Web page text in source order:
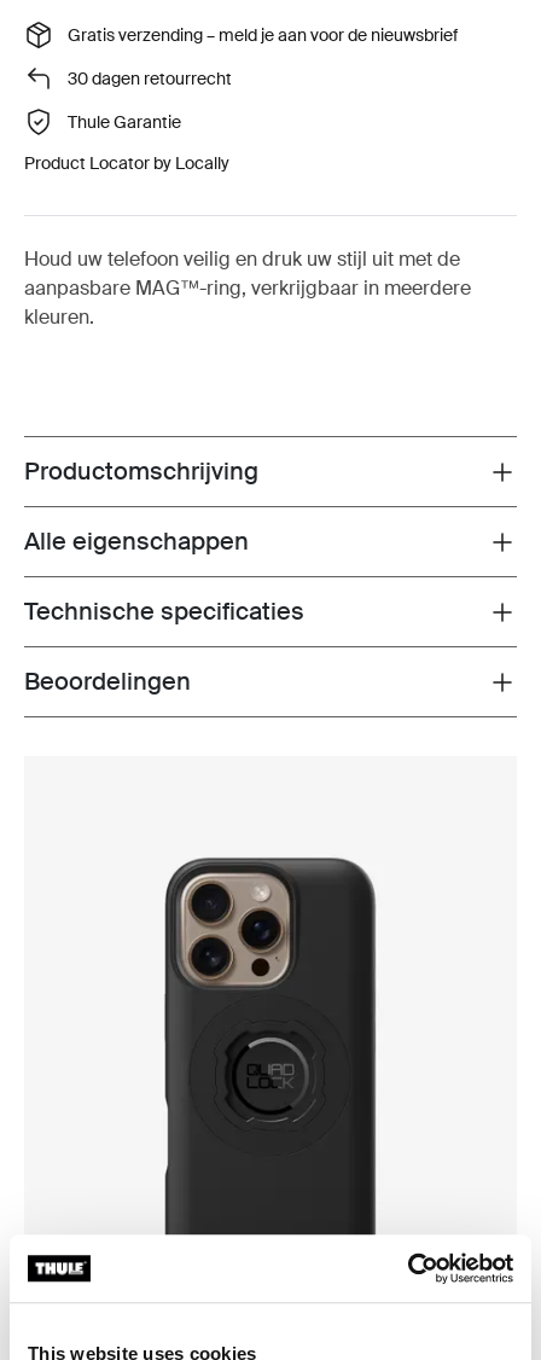
This website uses cookies
Gratis verzending – meld je aan voor de nieuwsbrief
30 dagen retourrecht
Thule Garantie
Product Locator by Locally
Houd uw telefoon veilig en druk uw stijl uit met de
aanpasbare MAG™-ring, verkrijgbaar in meerdere
kleuren.
Toggle overview
Productomschrijving
Toggle features
Alle eigenschappen
Toggle techspec
Technische specificaties
Toggle overview
Beoordelingen